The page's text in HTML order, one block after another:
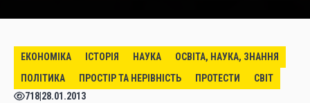
ЕКОНОМІКА ІСТОРІЯ НАУКА
ОСВІТА, НАУКА, ЗНАННЯ
ПОЛІТИКА
ПРОСТІР ТА НЕРІВНІСТЬ ПРОТЕСТИ
СВІТ
718 28.01.2013